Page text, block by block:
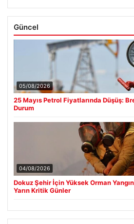
Güncel
05/08/2026
25 Mayıs Petrol Fiyatlarında Düşüş:
Durum
04/08/2026
Dokuz Şehir İçin Yüksek Orman
Yarın Kritik Günler